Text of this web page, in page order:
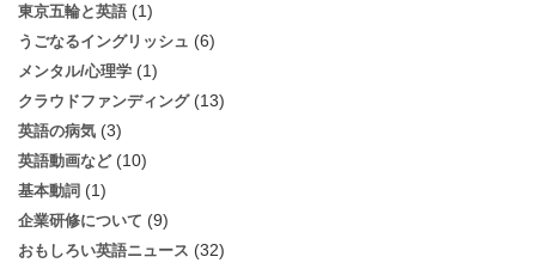
東京五輪と英語 (1)
うごなるイングリッシュ (6)
メンタル/心理学 (1)
クラウドファンディング(13)
英語の病気 (3)
英語動画など(10)
基本動詞 (1)
企業研修について (9)
おもしろい英語ニュース (32)